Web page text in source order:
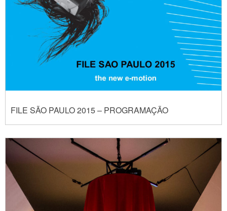
FILE SÃO PAULO 2015 – PROGRAMAÇÃO